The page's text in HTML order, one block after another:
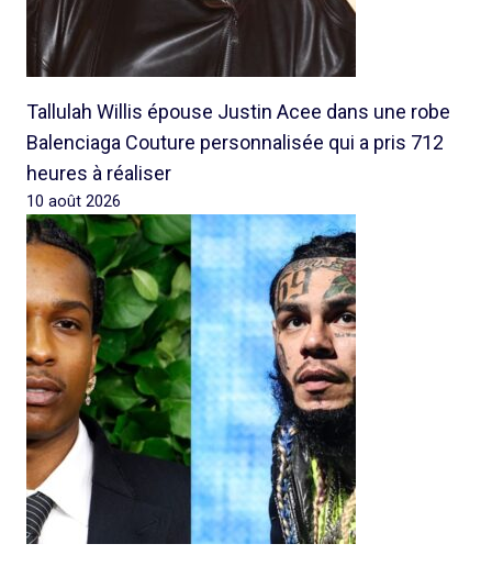
Tallulah Willis épouse Justin Acee dans une robe
Balenciaga Couture personnalisée qui a pris 712
heures à réaliser
10 août 2026